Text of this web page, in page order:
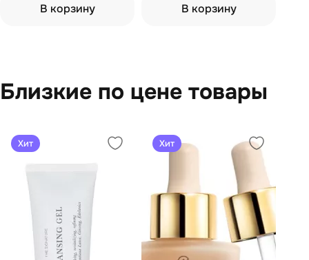
В корзину В корзину
Близкие по цене товары
Хит Хит